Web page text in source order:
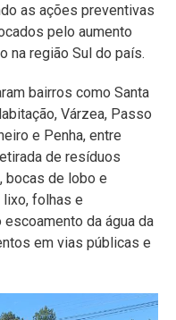
as ações preventivas
pelo aumento
na região Sul do país.
bairros como Santa
Várzea, Passo
e Penha, entre
de resíduos
bocas de lobo e
folhas e
da água da
em vias públicas e